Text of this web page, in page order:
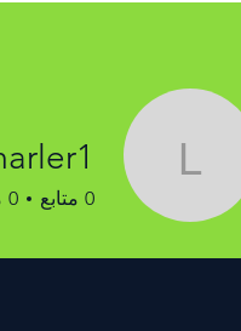
0 متابع 0